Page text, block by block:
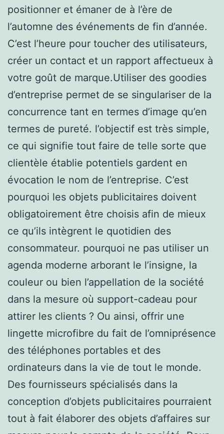
positionner et émaner de à l’ère de
l’automne des événements de fin d’année.
C’est l’heure pour toucher des utilisateurs,
créer un contact et un rapport affectueux à
votre goût de marque.Utiliser des goodies
d’entreprise permet de se singulariser de la
concurrence tant en termes d’image qu’en
termes de pureté. l’objectif est très simple,
ce qui signifie tout faire de telle sorte que
clientèle établie potentiels gardent en
évocation le nom de l’entreprise. C’est
pourquoi les objets publicitaires doivent
obligatoirement être choisis afin de mieux
ce qu’ils intègrent le quotidien des
consommateur. pourquoi ne pas utiliser un
agenda moderne arborant le l’insigne, la
couleur ou bien l’appellation de la société
dans la mesure où support-cadeau pour
attirer les clients ? Ou ainsi, offrir une
lingette microfibre du fait de l’omniprésence
des téléphones portables et des
ordinateurs dans la vie de tout le monde.
Des fournisseurs spécialisés dans la
conception d’objets publicitaires pourraient
tout à fait élaborer des objets d’affaires sur